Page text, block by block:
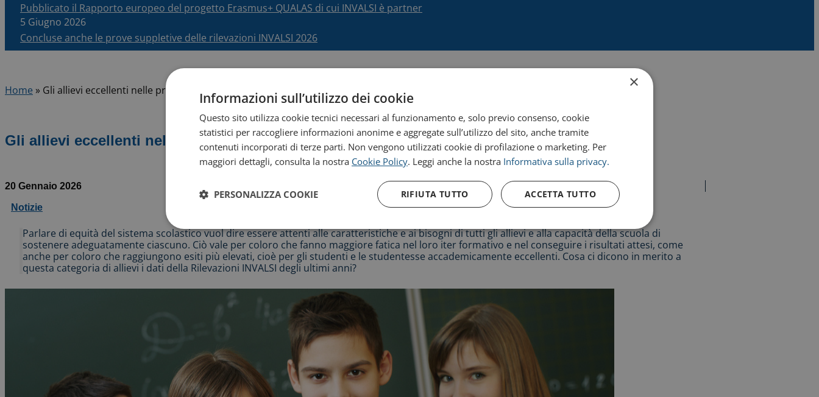
Pubblicato il Rapporto europeo del progetto Erasmus+ QUALAS di cui INVALSI è partner
5 Giugno 2026
Concluse anche le prove suppletive delle rilevazioni INVALSI 2026
Home » Gli allievi eccellenti nelle prove INVALSI 2025
Gli allievi eccellenti nelle prove INVALSI 2025
20 Gennaio 2026
Notizie
Parlare di equità del sistema scolastico vuol dire essere attenti alle caratteristiche e ai bisogni di tutti gli allievi e alla capacità della scuola di
sostenere adeguatamente ciascuno. Ciò vale per coloro che fanno maggiore fatica nel loro iter formativo e nel conseguire i risultati attesi, come
anche per coloro che raggiungono esiti più elevati, cioè per gli studenti e le studentesse accademicamente eccellenti. Cosa ci dicono in merito a
questa categoria di allievi i dati della Rilevazioni INVALSI degli ultimi anni?
×
Informazioni sull’utilizzo dei cookie
Questo sito utilizza cookie tecnici necessari al funzionamento e, solo previo consenso, cookie
statistici per raccogliere informazioni anonime e aggregate sull’utilizzo del sito, anche tramite
contenuti incorporati di terze parti. Non vengono utilizzati cookie di profilazione o marketing. Per
maggiori dettagli, consulta la nostra Cookie Policy. Leggi anche la nostra Informativa sulla privacy.
ACCETTA TUTTO
RIFIUTA TUTTO
PERSONALIZZA COOKIE